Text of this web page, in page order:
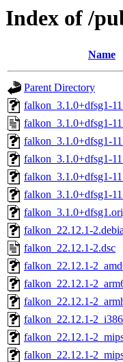
Index of /
Name
Parent Directory
falkon_3.1.0+dfsg1-
falkon_3.1.0+dfsg1-
falkon_3.1.0+dfsg1-
falkon_3.1.0+dfsg1-
falkon_3.1.0+dfsg1-
falkon_3.1.0+dfsg1-
falkon_22.12.1-
falkon_22.12.1-2.dsc
falkon_22.12.1-
falkon_22.12.1-
falkon_22.12.1-
falkon_22.12.1-
falkon_22.12.1-
falkon_22.12.1-